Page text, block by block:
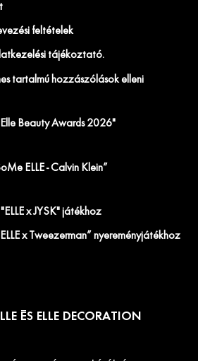
feltételek
tájékoztató.
tartalmú hozzászólások elleni
Beauty Awards 2026"
ELLE - Calvin Klein”
x JYSK" játékhoz
x Tweezerman” nyereményjátékhoz
ÉS ELLE DECORATION